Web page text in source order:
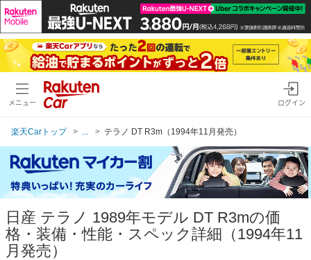
メニュー ログイン
楽天Carトップ テラノ DT R3m（1994年11月発売）
日産 テラノ 1989年モデル DT R3mの価
格・装備・性能・スペック詳細（1994年11
月発売）